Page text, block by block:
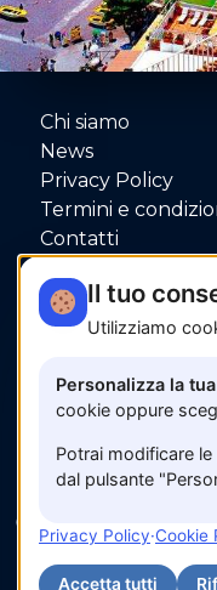
Chi siamo
News
Privacy Policy
Termini e
Contatti
© 2026
Il tuo
Utilizziamo
Personalizza la
cookie oppure
Potrai modificare
dal pulsante
Privacy Policy·Cookie
Accetta tutti